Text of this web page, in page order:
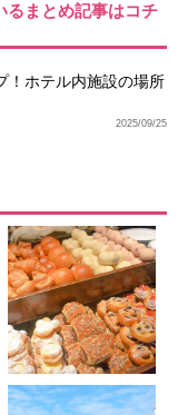
るまとめ記事はコチ
！ホテル内施設の場所
2025/09/25